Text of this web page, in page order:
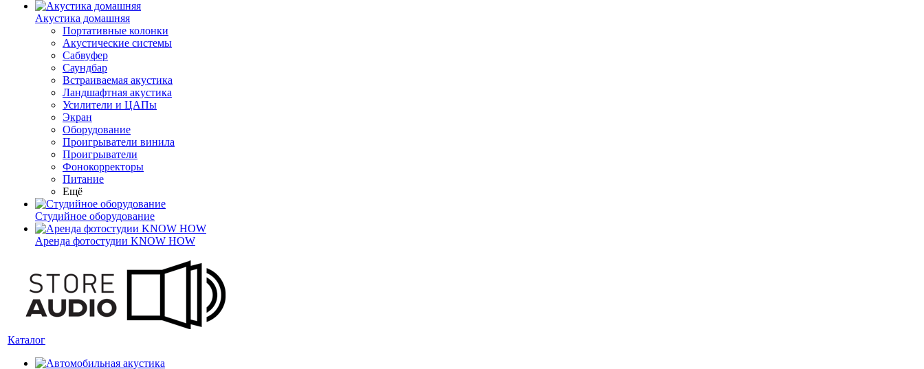
Акустика домашняя
Портативные колонки
Акустические системы
Сабвуфер
Саундбар
Встраиваемая акустика
Ландшафтная акустика
Усилители и ЦАПы
Экран
Оборудование
Проигрыватели винила
Проигрыватели
Фонокорректоры
Питание
Ещё
Студийное оборудование
Аренда фотостудии KNOW HOW
Каталог